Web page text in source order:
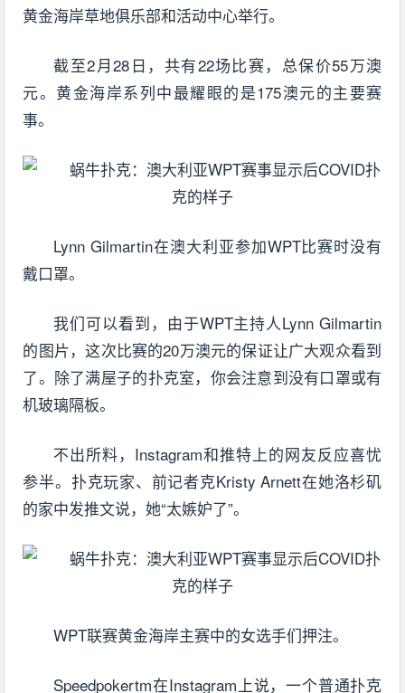
黄金海岸草地俱乐部和活动中心举行。
截至2月28日，共有22场比赛，总保价55万澳
元。黄金海岸系列中最耀眼的是175澳元的主要赛
事。
Lynn Gilmartin在澳大利亚参加WPT比赛时没有
戴口罩。
我们可以看到，由于WPT主持人Lynn Gilmartin
的图片，这次比赛的20万澳元的保证让广大观众看到
了。除了满屋子的扑克室，你会注意到没有口罩或有
机玻璃隔板。
不出所料，Instagram和推特上的网友反应喜忧
参半。扑克玩家、前记者克Kristy Arnett在她洛杉矶
的家中发推文说，她“太嫉妒了”。
WPT联赛黄金海岸主赛中的女选手们押注。
Speedpokertm在Instagram上说，一个普通扑克